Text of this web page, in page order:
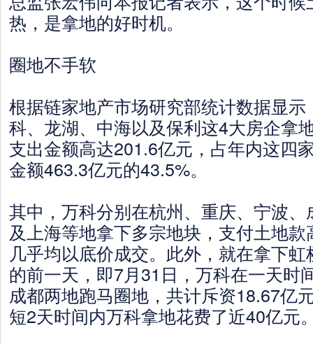
热，是拿地的好时机。
圈地不手软
根据链家地产市场研究部统计数据显
科、龙湖、中海以及保利这4大房企拿
支出金额高达201.6亿元，占年内这四
金额463.3亿元的43.5%。
其中，万科分别在杭州、重庆、宁波
及上海等地拿下多宗地块，支付土地
几乎均以底价成交。此外，就在拿下
的前一天，即7月31日，万科在一天时
成都两地跑马圈地，共计斥资18.67亿
短2天时间内万科拿地花费了近40亿元